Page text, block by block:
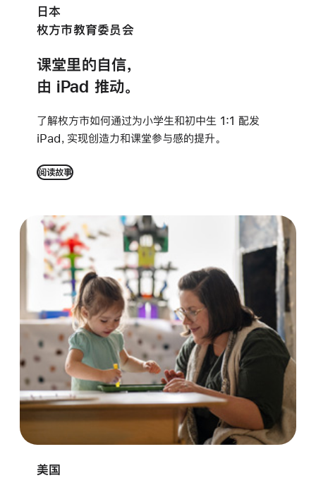
日本
枚方市教育委员会
课堂里的自信，
由 iPad 推动。
了解枚方市如何通过为小学生和初中生 1:1 配发
iPad，实现创造力和课堂参与感的提升。
阅读故事
美国